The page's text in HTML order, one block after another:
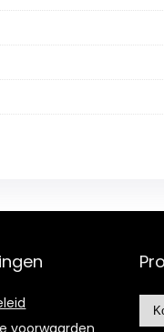
voorwaarden